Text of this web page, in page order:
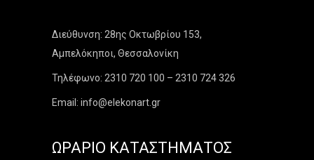
Διεύθυνση: 28ης Οκτωβρίου 153,
Αμπελόκηποι, Θεσσαλονίκη
Τηλέφωνο: 2310 720 100 – 2310 724 326
Email: info@elekonart.gr
ΩΡΆΡΙΟ ΚΑΤΑΣΤΉΜΑΤΟΣ